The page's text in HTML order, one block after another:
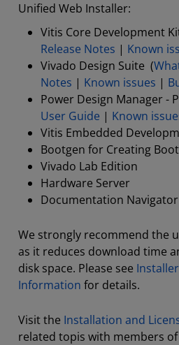
Unified Web Installer:
Vitis Core Development
Release Notes | Known
Vivado Design Suite (
Notes | Known issues |
Power Design Manager -
User Guide | Known
Vitis Embedded
Bootgen for Creating
Vivado Lab Edition
Hardware Server
Documentation Navigator
We strongly recommend the
as it reduces download time
disk space. Please see
Information for details.
Visit the Installation and
related topis with members